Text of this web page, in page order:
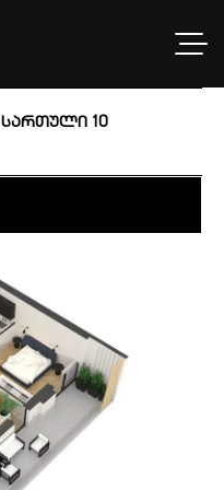
სართული 10